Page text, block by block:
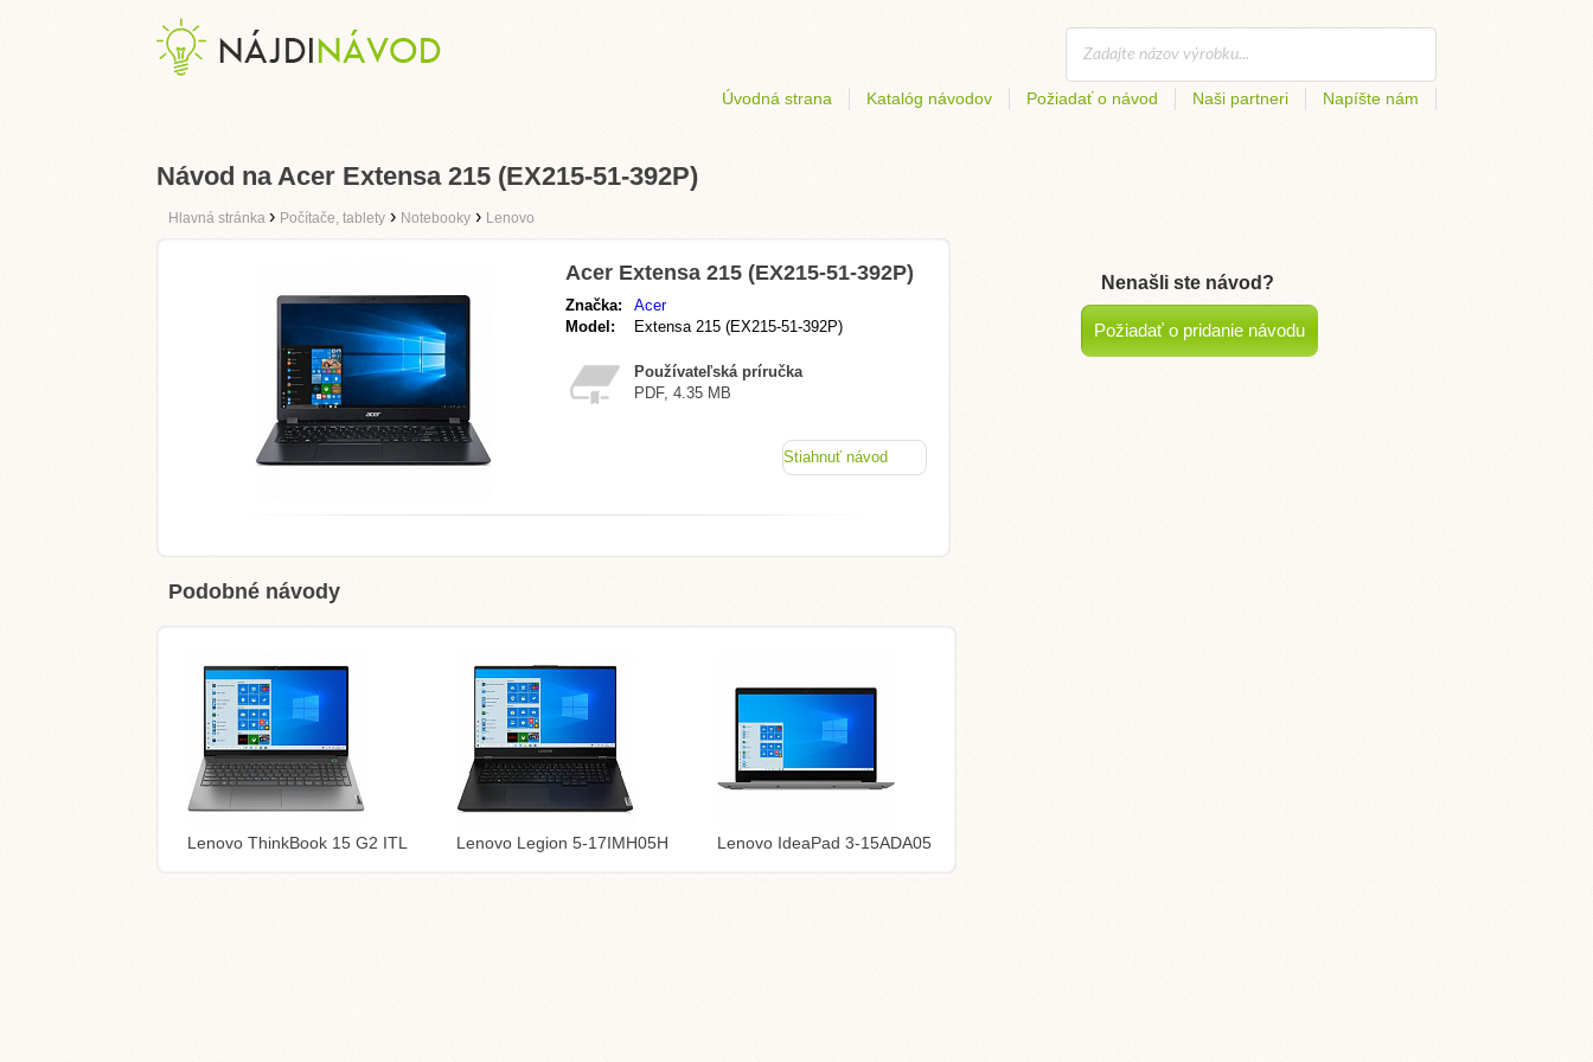
Úvodná strana Katalóg návodov Požiadať o návod Naši partneri Napíšte nám
Návod na Acer Extensa 215 (EX215-51-392P)
Hlavná stránka › Počítače, tablety › Notebooky › Lenovo
Acer Extensa 215 (EX215-51-392P)
Značka:
Acer
Model:
Extensa 215 (EX215-51-392P)
Používateľská príručka
PDF, 4.35 MB
Stiahnuť návod
Podobné návody
Lenovo ThinkBook 15 G2 ITL Lenovo Legion 5-17IMH05H Lenovo IdeaPad 3-15ADA05
Nenašli ste návod?
Požiadať o pridanie návodu